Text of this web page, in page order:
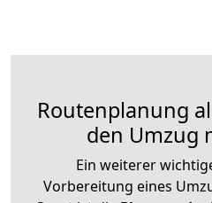
Routenplanung
den Umzug
Ein weiterer
Vorbereitung eines